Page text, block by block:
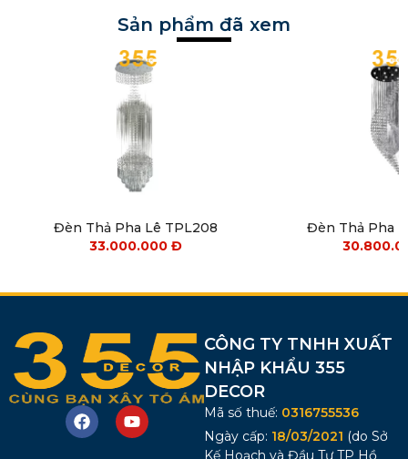
Sản phẩm đã xem
Đèn Thả Pha Lê TPL208
33.000.000Đ
Đèn Thả Pha
CÔNG TY TNHH XUẤT
NHẬP KHẨU 355
DECOR
Mã số thuế: 0316755536
Ngày cấp: 18/03/2021 (do Sở